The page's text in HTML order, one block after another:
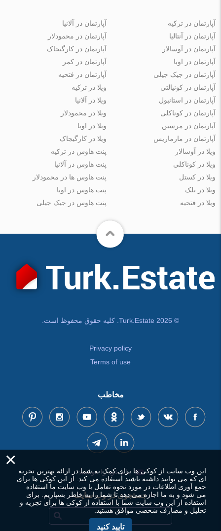
آپارتمان در ترکیه
آپارتمان در آنتالیا
آپارتمان در آوسالار
آپارتمان در اوبا
آپارتمان در جیک جیلی
آپارتمان در آلانیا
آپارتمان در محمودلار
آپارتمان در کارگیجاک
آپارتمان در کمر
آپارتمان در فتحیه
آپارتمان در کونیالتی
آپارتمان در استانبول
آپارتمان در کوناکلی
آپارتمان در مرسین
آپارتمان در مارماریس
ویلا در ترکیه
ویلا در آلانیا
ویلا در محمودلار
ویلا در اوبا
ویلا در کارگیجاک
ویلا در آوسالار
ویلا در کوناکلی
ویلا در کستل
ویلا در بلک
ویلا در فتحیه
پنت هاوس در ترکیه
پنت هاوس در آلانیا
پنت هاوس ها در محمودلار
پنت هاوس در اوبا
پنت هاوس در جیک جیلی
© Turk.Estate 2026. کلیه حقوق محفوظ است.
Privacy policy
Terms of use
مخاطب
پیام خود را بنویسید
جستجوی در وب سایت
×
این وب سایت از کوکی ها برای کمک به شما در ارائه بهترین تجربه
ای که می توانید داشته باشید استفاده می کند. از این کوکی ها برای
جمع آوری اطلاعات در مورد نحوه تعامل با وب سایت ما استفاده
می شود و به ما اجازه می دهد تا شما را به خاطر بسپاریم. برای
استفاده از این وب سایت شما با استفاده از کوکی ها برای تجزیه و
تحلیل و مصارف شخصی موافق هستید.
تایید کنید